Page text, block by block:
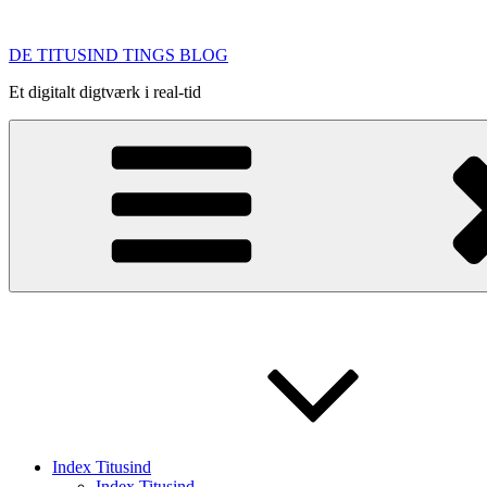
indhold
DE TITUSIND TINGS BLOG
Et digitalt digtværk i real-tid
Index Titusind